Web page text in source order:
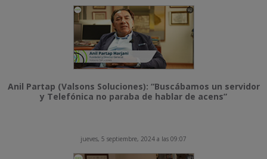
Anil Partap (Valsons Soluciones): “Buscábamos un servidor
y Telefónica no paraba de hablar de acens”
jueves, 5 septiembre, 2024 a las 09:07